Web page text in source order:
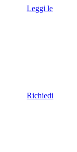
Leggi le
Richiedi